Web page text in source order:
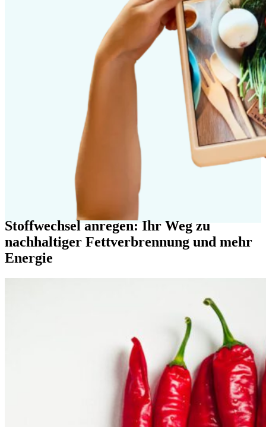
Stoffwechsel anregen: Ihr Weg zu
nachhaltiger Fettverbrennung und mehr
Energie